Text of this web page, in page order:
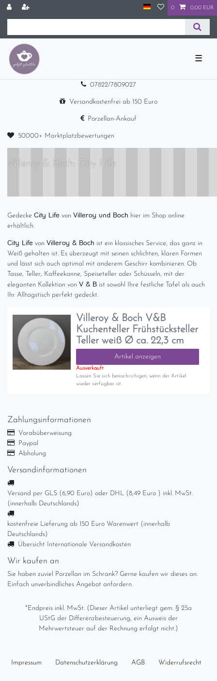
0 0,00 EUR
☰
07822/7809027
Versandkostenfrei ab 150 Euro
Porzellan-Ankauf
50000+ Marktplatzbewertungen
Villeroy & Boch: City Life
Gedecke City Life von Villeroy und Boch hier im Shop online
erhältlich.
City Life von Villeroy & Boch ist ein klassisches Service, das ganz in
Weiß gehalten ist. Es überzeugt mit seinen schlichten, klaren Formen
und lässt sich auch optimal mit anderem Geschirr kombinieren. Ob
Tasse, Teller, Kaffeekanne, Speiseteller oder Schüsseln, mit der
eleganten Kollektion von V & B ist sowohl Ihre festliche Tafel als auch
Ihr Alltagstisch perfekt gedeckt.
Villeroy & Boch V&B
Kuchenteller Frühstücksteller
Teller weiß Ø ca. 22,3 cm
Artikel anzeigen
Ausverkauft
Lassen Sie sich benachrichigen, wenn der Artikel
wieder verfügbar ist.
Zahlungsinformationen
Vorabüberweisung
Paypal
Abholung
Versandinformationen
Versand per GLS (6,90 Euro) oder DHL (8,49 Euro ) inkl. MwSt.
(innerhalb Deutschlands)
kostenfreie Lieferung ab 150 Euro Warenwert (innerhalb
Deutschlands)
Übersicht Internationale Versandkosten
Wir kaufen an
Sie haben zuviel Porzellan im Schrank? Gerne kaufen wir dieses an.
Einfach unverbindliches Angebot anfordern.
*Endpreis inkl. MwSt. (Dieser Artikel unterliegt gem. § 25a
UStG der Differenzbesteuerung, ein Ausweis der
Mehrwertsteuer auf der Rechnung erfolgt nicht.)
Impressum Daten­schutz­erklärung AGB Widerrufs­recht